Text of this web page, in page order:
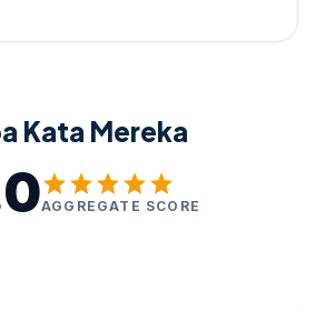
Kata Mereka
starstarstarstarstar
AGGREGATE SCORE